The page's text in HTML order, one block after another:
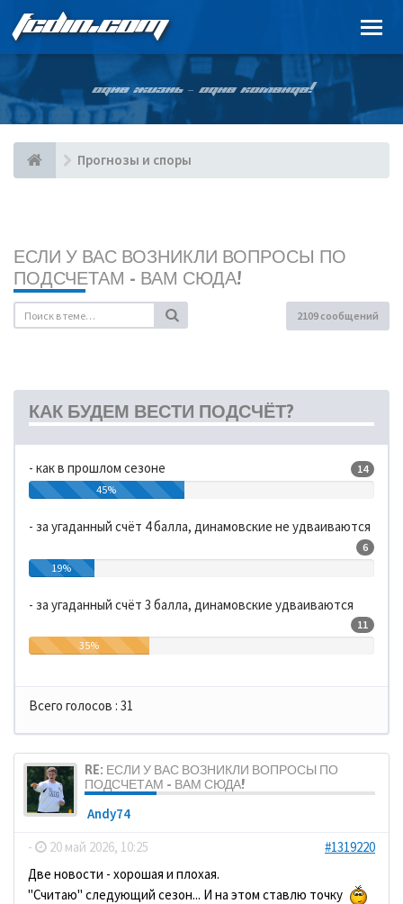
FCDIN.COM
ОДНА ЖИЗНЬ – ОДНА КОМАНДА!
Прогнозы и споры
ЕСЛИ У ВАС ВОЗНИКЛИ ВОПРОСЫ ПО
ПОДСЧЕТАМ - ВАМ СЮДА!
2109 сообщений
КАК БУДЕМ ВЕСТИ ПОДСЧЁТ?
- как в прошлом сезоне
14
45%
- за угаданный счёт 4 балла, динамовские не удваиваются
6
19%
- за угаданный счёт 3 балла, динамовские удваиваются
11
35%
Всего голосов : 31
RE: ЕСЛИ У ВАС ВОЗНИКЛИ ВОПРОСЫ ПО
ПОДСЧЕТАМ - ВАМ СЮДА!
Andy74
-
20 май 2026, 10:25
#1319220
Две новости - хорошая и плохая.
"Считаю" следующий сезон... И на этом ставлю точку